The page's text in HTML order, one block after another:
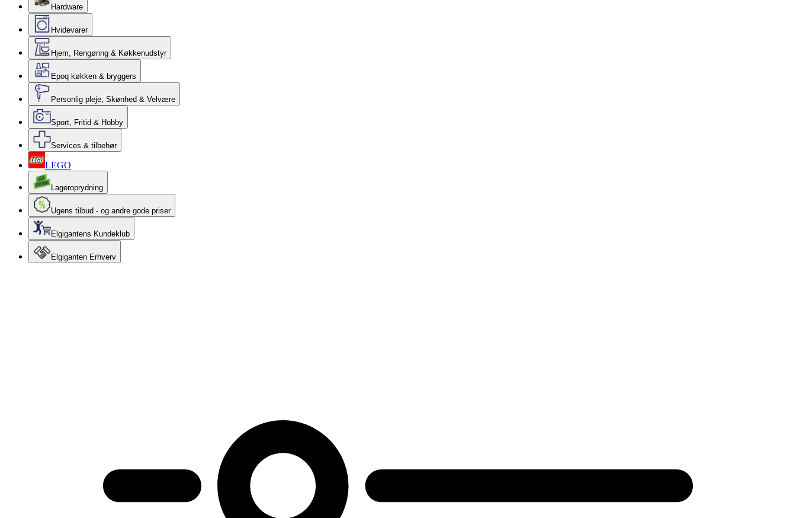
Hardware
Hvidevarer
Hjem, Rengøring & Køkkenudstyr
Epoq køkken & bryggers
Personlig pleje, Skønhed & Velvære
Sport, Fritid & Hobby
Services & tilbehør
LEGO
Lageroprydning
Ugens tilbud - og andre gode priser
Elgigantens Kundeklub
Elgiganten Erhverv